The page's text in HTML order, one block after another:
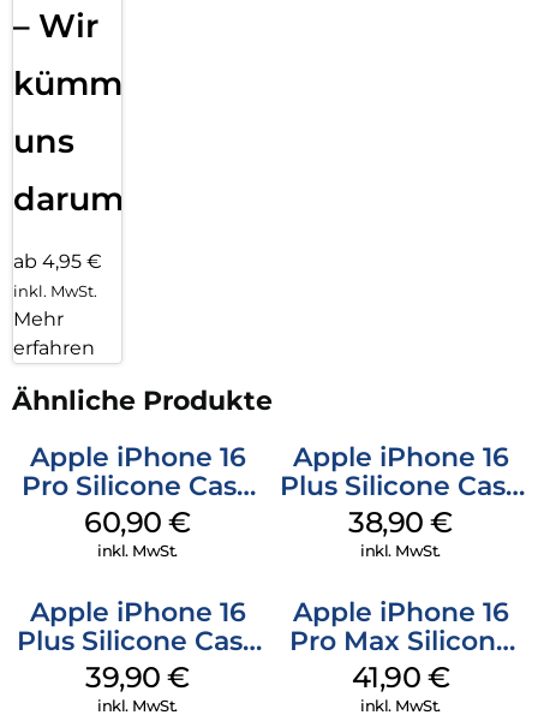
– Wir
kümmern
uns
darum!
ab 4,95 €
inkl. MwSt.
Mehr
erfahren
Ähnliche Produkte
Apple iPhone 16
Pro Silicone Case
MagSafe Stone
Gray
60,90€
inkl. MwSt.
Apple iPhone 16
Plus Silicone Case
MagSafe Denim
38,90€
inkl. MwSt.
Apple iPhone 16
Plus Silicone Case
MagSafe Plum
39,90€
inkl. MwSt.
Apple iPhone 16
Pro Max Silicone
Case MagSafe
Ultramarine
41,90 €
inkl. MwSt.